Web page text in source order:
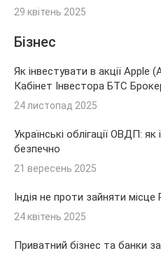
29 квітень 2025
Бізнес
Як інвестувати в акції Apple
Кабінет Інвестора БТС
24 листопад 2025
Українські облігації ОВДП:
безпечно
21 вересень 2025
Індія не проти зайняти місце
24 квітень 2025
Приватний бізнес та банки